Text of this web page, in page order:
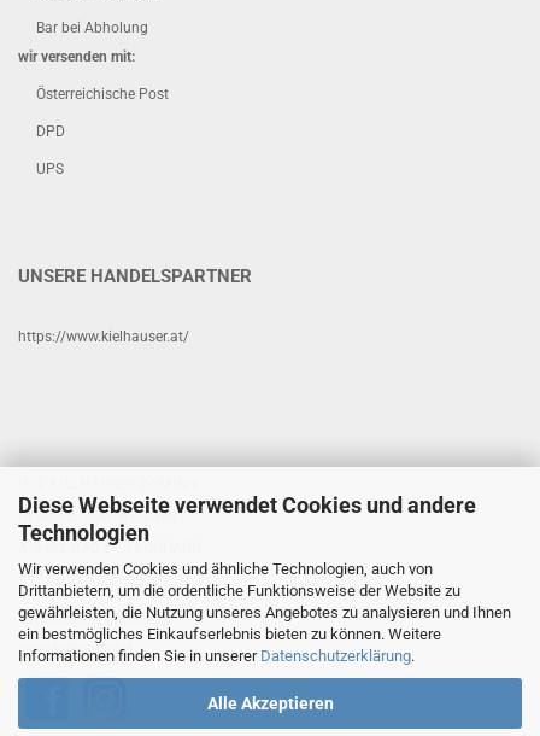
Diese Webseite verwendet Cookies und andere
Technologien
Wir verwenden Cookies und ähnliche Technologien, auch von
Drittanbietern, um die ordentliche Funktionsweise der Website zu
gewährleisten, die Nutzung unseres Angebotes zu analysieren und Ihnen
ein bestmögliches Einkaufserlebnis bieten zu können. Weitere
Informationen finden Sie in unserer Datenschutzerklärung.
Alle Akzeptieren
Bar bei Abholung
wir versenden mit:
Österreichische Post
DPD
UPS
UNSERE HANDELSPARTNER
https://www.kielhauser.at/
NEUE-HEIMAT-WEG 398
A-9462 BAD ST. LEONHARD
+43 (0) 676 460 40 21
www.shop-kielhauser.at
www.kielhauser.at